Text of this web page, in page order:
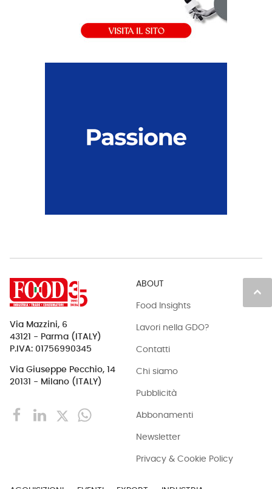
keyboard_arrow_up
Via Mazzini, 6
43121 - Parma (ITALY)
P.IVA: 01756990345
Via Giuseppe Pecchio, 14
20131 - Milano (ITALY)
ABOUT
Food Insights
Lavori nella GDO?
Contatti
Chi siamo
Pubblicità
Abbonamenti
Newsletter
Privacy & Cookie Policy